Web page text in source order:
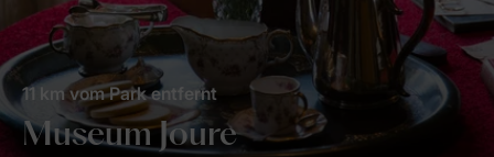
Museum Joure
11 km vom Park entfernt